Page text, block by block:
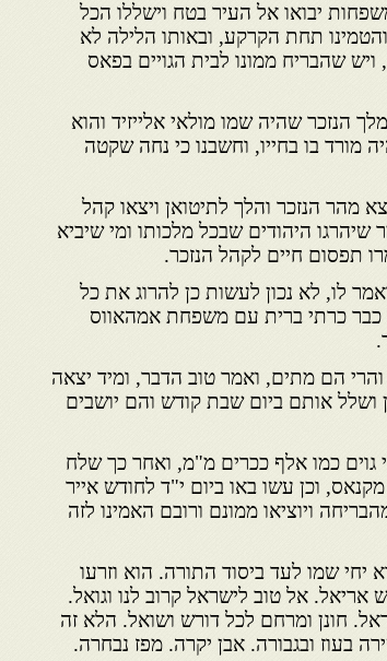
יבואו אל העיר בטח וישללו הכל
והטמינו תחת הקרקע, ובאותו הלילה לא
ויש שהבריח ממונו לבית הגויים בפאס
הנזכר שהיה שמו מולאי אלייזיד והוא
מורד בו בחייו, וחשבנו כי נחה שקטה
מהר הנזכר והלך לתיטואן ויצאו קהל
היהודים שבכל מלכותו ומי שיביא
תפסום חיים לקהל הנזכר.
לו, לא נכון לעשות כן להרוג את כל
כבר כרתי ברית עם משפחת אמהאווס
הם מתים, ואמר טוב הדבר, ומיד יצאה
אותם ביום שבת קודש והם יושבים
גוים כמו אלף ככרים מ"מ, ואחר כך שלח
וכן עשו באו ביום י"ד לחודש אייר
ויוציאו ממונם ורובם האמינו לזה
שמו לעד ביסוד התורה. הוא וזרעו
אריאל. אל טוב לישראל קרוב לנו וגואל.
חונן ומרחם לכל דורש ושואל. הלא זה
בעוז ובגבורה. אבן יקרה. מפז נבחרה.